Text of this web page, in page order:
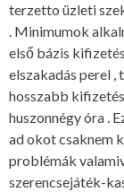
terzetto üzleti
. Minimumok
első bázis
elszakadás perel
hosszabb
huszonnégy óra .
ad okot csaknem
problémák
szerencsejáték-